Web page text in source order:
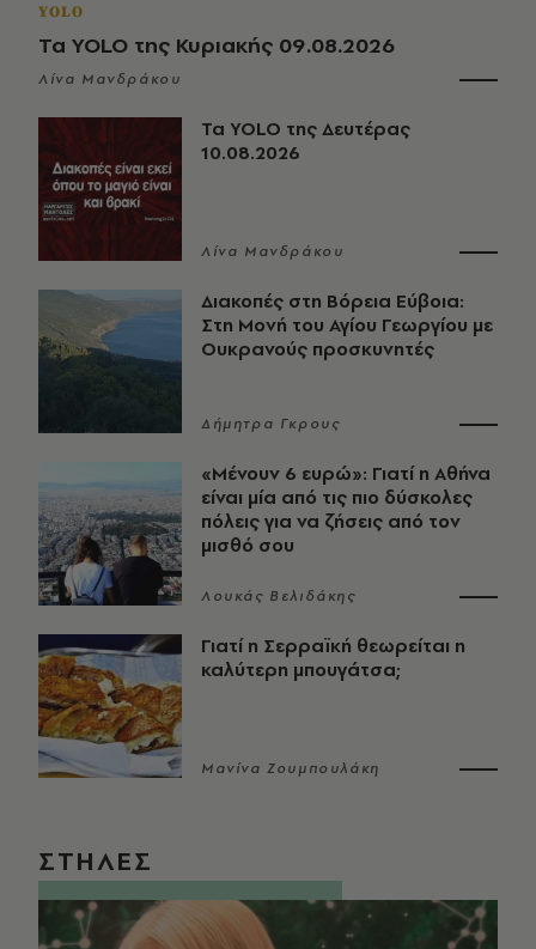
YOLO
Τα YOLO της Κυριακής 09.08.2026
Λίνα Μανδράκου
Τα YOLO της Δευτέρας
10.08.2026
Λίνα Μανδράκου
Διακοπές στη Βόρεια Εύβοια:
Στη Μονή του Αγίου Γεωργίου με
Ουκρανούς προσκυνητές
Δήμητρα Γκρους
«Μένουν 6 ευρώ»: Γιατί η Αθήνα
είναι μία από τις πιο δύσκολες
πόλεις για να ζήσεις από τον
μισθό σου
Λουκάς Βελιδάκης
Γιατί η Σερραϊκή θεωρείται η
καλύτερη μπουγάτσα;
Μανίνα Ζουμπουλάκη
ΣΤΗΛΕΣ